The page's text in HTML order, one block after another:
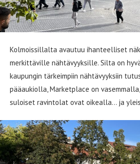
Kolmoissillalta avautuu ihanteelliset
merkittäville nähtävyyksille. Silta on
kaupungin tärkeimpiin nähtävyyksiin
pääaukiolla, Marketplace on
suloiset ravintolat ovat oikealla… ja